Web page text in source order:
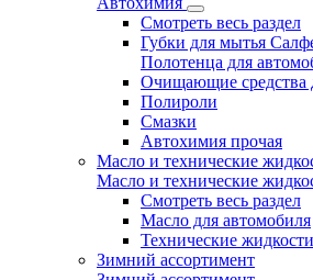
Смотреть весь раздел
Губки для мытья
Полотенца для
Очищающие средства
Полироли
Смазки
Автохимия прочая
Масло и технические
Масло и технические
Смотреть весь раздел
Масло для автомобиля
Технические жидкости
Зимний ассортимент